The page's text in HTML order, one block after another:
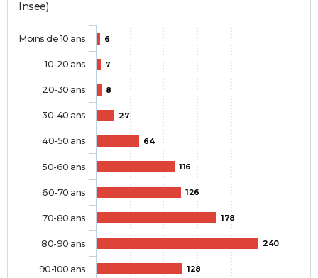
Insee)
6
7
8
27
64
116
126
178
240
128
Moins de 10 ans
10-20 ans
20-30 ans
30-40 ans
40-50 ans
50-60 ans
60-70 ans
70-80 ans
80-90 ans
90-100 ans